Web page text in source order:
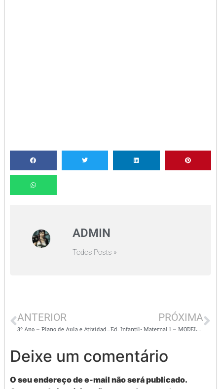
ADMIN
Todos Posts »
ANTERIOR PRÓXIMA
Ed. Infantil- Maternal l – MODELOS EM WORD DE RELATÓRIOS INDIVIDUAIS
Deixe um comentário
O seu endereço de e-mail não será publicado.